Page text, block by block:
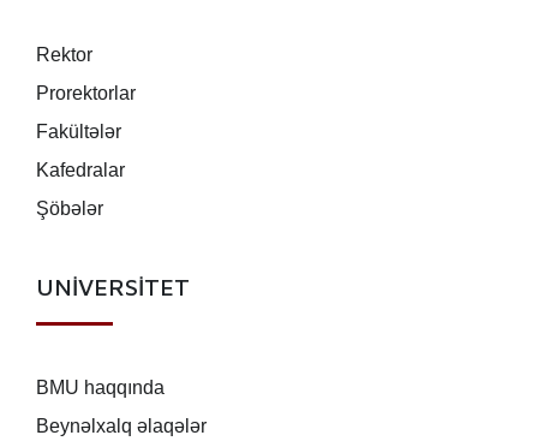
Rektor
Prorektorlar
Fakültələr
Kafedralar
Şöbələr
UNİVERSİTET
BMU haqqında
Beynəlxalq əlaqələr